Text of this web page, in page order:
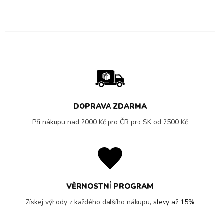
DOPRAVA ZDARMA
Při nákupu nad 2000 Kč pro ČR pro SK od 2500 Kč
VĚRNOSTNÍ PROGRAM
Získej výhody z každého dalšího nákupu, slevy až 15%